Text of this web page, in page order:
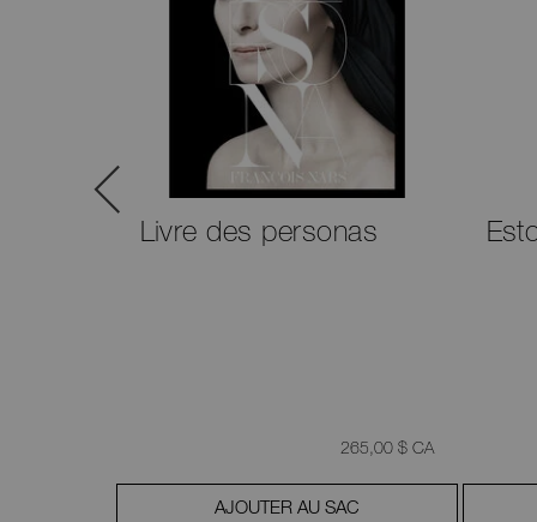
Livre des personas
était
265,00 $ CA,
AJOUTER AU SAC